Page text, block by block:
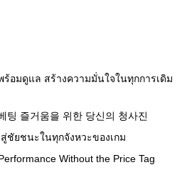
อมดูแล สร้างความมั่นใจในทุกการเดิม
팅 즐거움을 위한 당신의 청사진
ชัยชนะในทุกจังหวะของเกม
Without the Price Tag